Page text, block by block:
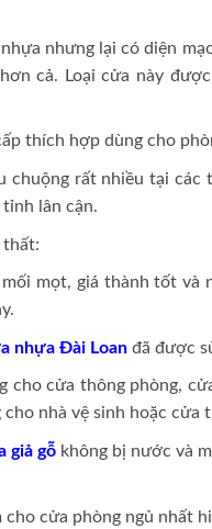
nhưng lại có diện
cả. Loại cửa này
thích hợp dùng cho
chuộng rất nhiều tại
lân cận.
thất:
mọt, giá thành tốt và
nhựa Đài Loan đã được
cho cửa thông phòng,
nhà vệ sinh hoặc cửa
giả gỗ không bị nước và
cửa phòng ngủ nhất